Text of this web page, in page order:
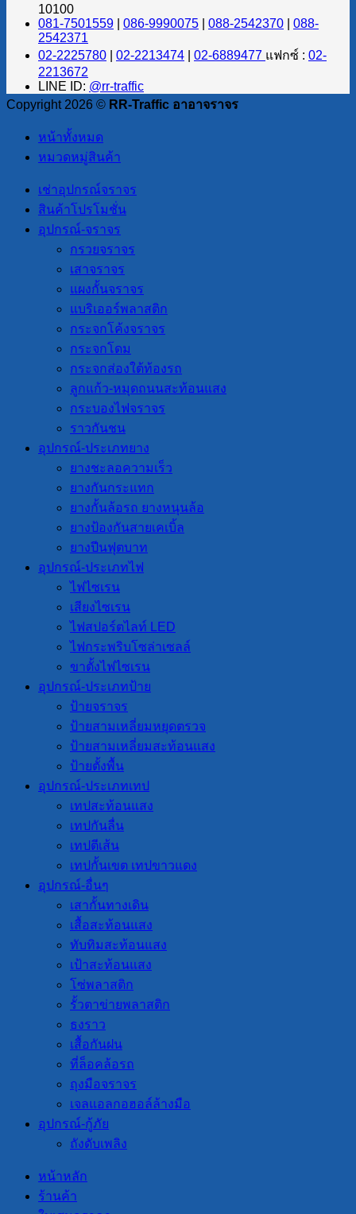
10100
081-7501559
086-9990075 088-2542370
088-
2542371
02-2225780
02-2213474 02-6889477 แฟกซ์ : 02-
2213672
LINE ID: @rr-traffic
Copyright 2026 © RR-Traffic อาอาจราจร
หน้าทั้งหมด
หมวดหมู่สินค้า
เช่าอุปกรณ์จราจร
สินค้าโปรโมชั่น
อุปกรณ์-จราจร
กรวยจราจร
เสาจราจร
แผงกั้นจราจร
แบริเออร์พลาสติก
กระจกโค้งจราจร
กระจกโดม
กระจกส่องใต้ท้องรถ
ลูกแก้ว-หมุดถนนสะท้อนแสง
กระบองไฟจราจร
ราวกันชน
อุปกรณ์-ประเภทยาง
ยางชะลอความเร็ว
ยางกันกระแทก
ยางกั้นล้อรถ ยางหนุนล้อ
ยางป้องกันสายเคเบิ้ล
ยางปีนฟุตบาท
อุปกรณ์-ประเภทไฟ
ไฟไซเรน
เสียงไซเรน
ไฟสปอร์ตไลท์ LED
ไฟกระพริบโซล่าเซลล์
ขาตั้งไฟไซเรน
อุปกรณ์-ประเภทป้าย
ป้ายจราจร
ป้ายสามเหลี่ยมหยุดตรวจ
ป้ายสามเหลี่ยมสะท้อนแสง
ป้ายตั้งพื้น
อุปกรณ์-ประเภทเทป
เทปสะท้อนแสง
เทปกันลื่น
เทปตีเส้น
เทปกั้นเขต เทปขาวแดง
อุปกรณ์-อื่นๆ
เสากั้นทางเดิน
เสื้อสะท้อนแสง
ทับทิมสะท้อนแสง
เป้าสะท้อนแสง
โซ่พลาสติก
รั้วตาข่ายพลาสติก
ธงราว
เสื้อกันฝน
ที่ล็อคล้อรถ
ถุงมือจราจร
เจลแอลกอฮอล์ล้างมือ
อุปกรณ์-กู้ภัย
ถังดับเพลิง
หน้าหลัก
ร้านค้า